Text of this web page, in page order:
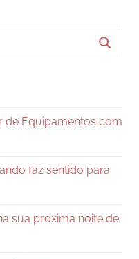
de Equipamentos com
faz sentido para
sua próxima noite de